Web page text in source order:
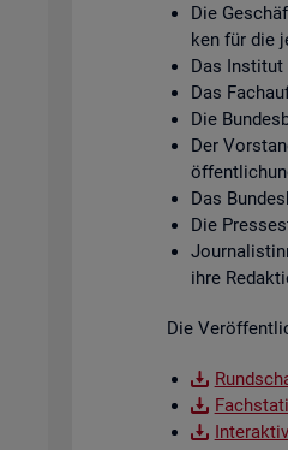
Die
ken für die
Das In­sti­tut
Das
Die
Der
Das
Die
ihre
Die